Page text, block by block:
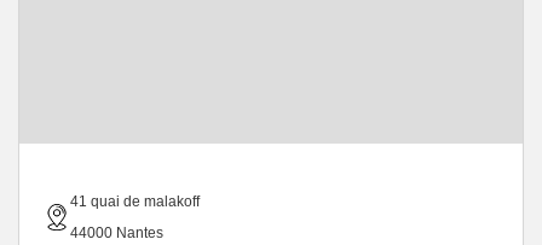
41 quai de malakoff
44000 Nantes